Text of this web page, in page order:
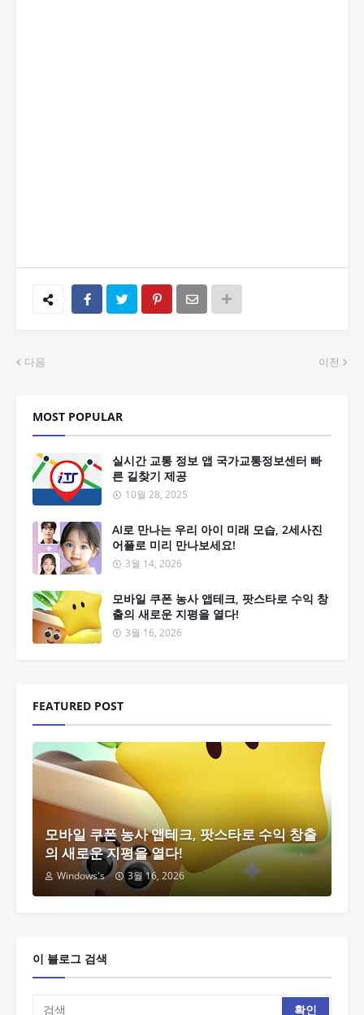
다음 이전
MOST POPULAR
실시간 교통 정보 앱 국가교통정보센터 빠
른 길찾기 제공
10월 28, 2025
AI로 만나는 우리 아이 미래 모습, 2세사진
어플로 미리 만나보세요!
3월 14, 2026
모바일 쿠폰 농사 앱테크, 팟스타로 수익 창
출의 새로운 지평을 열다!
3월 16, 2026
FEATURED POST
모바일 쿠폰 농사 앱테크, 팟스타로 수익 창출
의 새로운 지평을 열다!
Windows's 3월 16, 2026
이 블로그 검색